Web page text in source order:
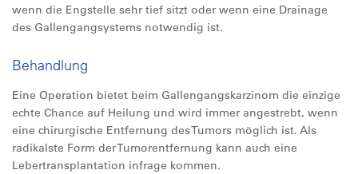
wenn die Engstelle sehr tief sitzt oder wenn eine Drainage
des Gallengangsystems notwendig ist.
Behandlung
Eine Operation bietet beim Gallengangskarzinom die einzige
echte Chance auf Heilung und wird immer angestrebt, wenn
eine chirurgische Entfernung des Tumors möglich ist. Als
radikalste Form der Tumorentfernung kann auch eine
Lebertransplantation infrage kommen.